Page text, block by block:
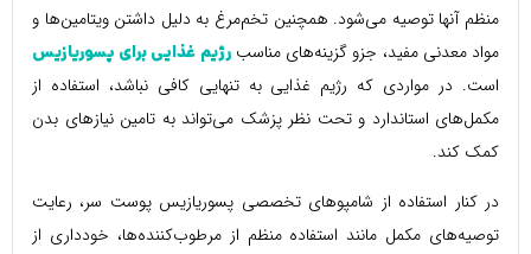
منظم آنها توصیه می‌شود. همچنین تخم‌مرغ به دلیل داشتن ویتامین‌ها و
مواد معدنی مفید، جزو گزینه‌های مناسبرژیم غذایی برای پسوریازیس
است. در مواردی که رژیم غذایی به تنهایی کافی نباشد، استفاده از
مکمل‌های استاندارد و تحت نظر پزشک می‌تواند به تامین نیازهای بدن
کمک کند.
در کنار استفاده از شامپوهای تخصصی پسوریازیس پوست سر، رعایت
توصیه‌های مکمل مانند استفاده منظم از مرطوب‌کننده‌ها، خودداری از